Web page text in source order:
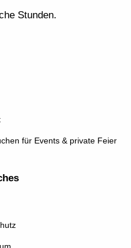
Stunden.
für Events & private Feier